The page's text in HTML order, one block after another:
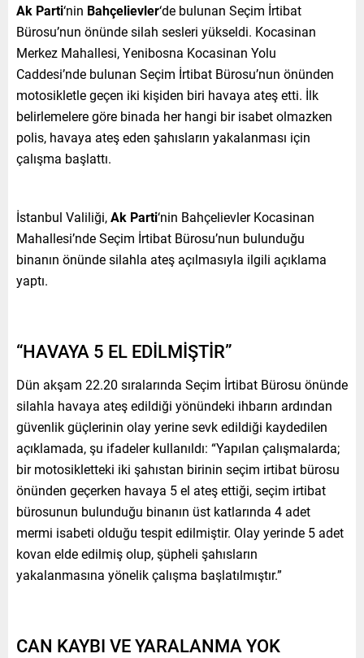
Ak Parti‘nin Bahçelievler‘de bulunan Seçim İrtibat
Bürosu’nun önünde silah sesleri yükseldi. Kocasinan
Merkez Mahallesi, Yenibosna Kocasinan Yolu
Caddesi’nde bulunan Seçim İrtibat Bürosu’nun önünden
motosikletle geçen iki kişiden biri havaya ateş etti. İlk
belirlemelere göre binada her hangi bir isabet olmazken
polis, havaya ateş eden şahısların yakalanması için
çalışma başlattı.
İstanbul Valiliği,Ak Parti‘nin Bahçelievler Kocasinan
Mahallesi’nde Seçim İrtibat Bürosu’nun bulunduğu
binanın önünde silahla ateş açılmasıyla ilgili açıklama
yaptı.
“HAVAYA 5 EL EDİLMİŞTİR”
Dün akşam 22.20 sıralarında Seçim İrtibat Bürosu önünde
silahla havaya ateş edildiği yönündeki ihbarın ardından
güvenlik güçlerinin olay yerine sevk edildiği kaydedilen
açıklamada, şu ifadeler kullanıldı: “Yapılan çalışmalarda;
bir motosikletteki iki şahıstan birinin seçim irtibat bürosu
önünden geçerken havaya 5 el ateş ettiği, seçim irtibat
bürosunun bulunduğu binanın üst katlarında 4 adet
mermi isabeti olduğu tespit edilmiştir. Olay yerinde 5 adet
kovan elde edilmiş olup, şüpheli şahısların
yakalanmasına yönelik çalışma başlatılmıştır.”
CAN KAYBI VE YARALANMA YOK